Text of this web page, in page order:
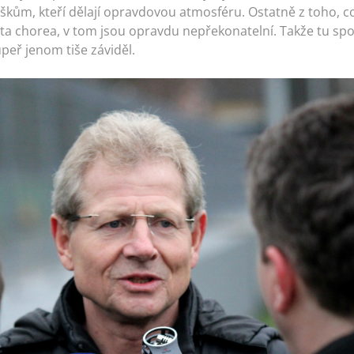
kteří dělají opravdovou atmosféru. Ostatně z toho,
chorea, v tom jsou opravdu nepřekonatelní. Takže tu
jenom tiše záviděl.